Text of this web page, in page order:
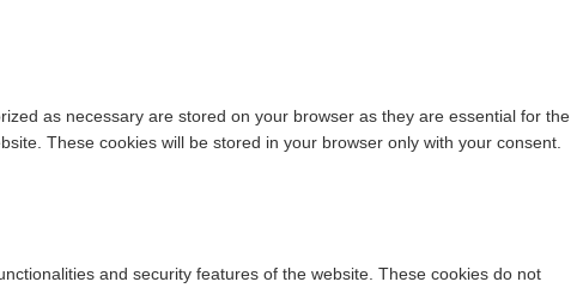
as necessary are stored on your browser as they are essential for the
These cookies will be stored in your browser only with your consent.
and security features of the website. These cookies do not